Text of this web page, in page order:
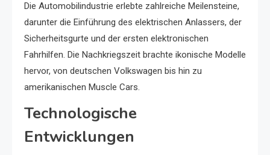
Die Automobilindustrie erlebte zahlreiche Meilensteine,
darunter die Einführung des elektrischen Anlassers, der
Sicherheitsgurte und der ersten elektronischen
Fahrhilfen. Die Nachkriegszeit brachte ikonische Modelle
hervor, von deutschen Volkswagen bis hin zu
amerikanischen Muscle Cars.
Technologische
Entwicklungen